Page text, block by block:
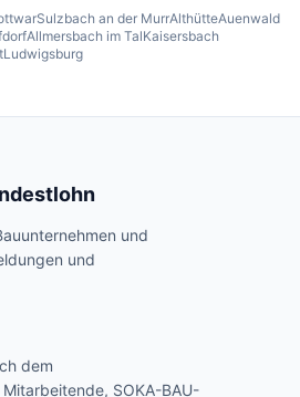
Sulzbach an der MurrAlthütteAuenwald
Allmersbach im TalKaisersbach
Ludwigsburg
und
und
dem
SOKA-BAU-